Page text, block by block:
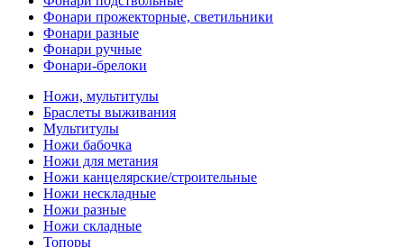
Фонари прожекторные, светильники
Фонари разные
Фонари ручные
Фонари-брелоки
Ножи, мультитулы
Браслеты выживания
Мультитулы
Ножи бабочка
Ножи для метания
Ножи канцелярские/строительные
Ножи нескладные
Ножи разные
Ножи складные
Топоры